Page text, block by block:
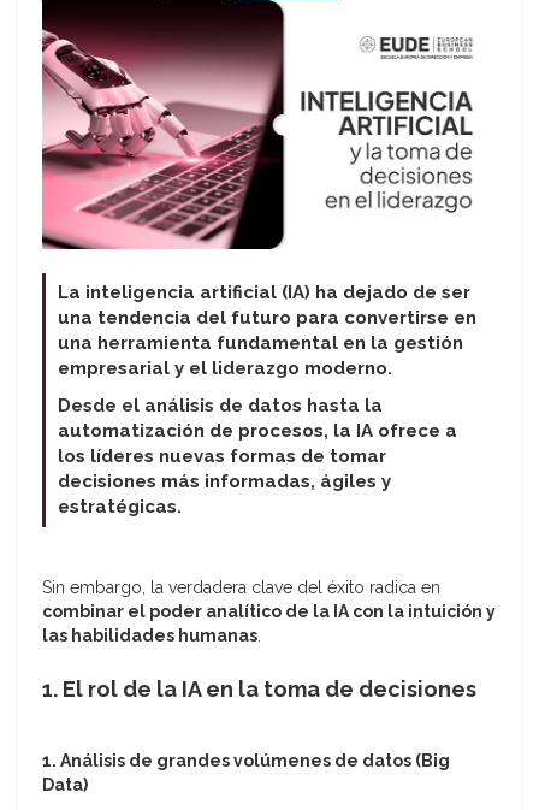
La inteligencia artificial (IA) ha dejado de ser
una tendencia del futuro para convertirse en
una herramienta fundamental en la gestión
empresarial y el liderazgo moderno.
Desde el análisis de datos hasta la
automatización de procesos, la IA ofrece a
los líderes nuevas formas de tomar
decisiones más informadas, ágiles y
estratégicas.
Sin embargo, la verdadera clave del éxito radica en
combinar el poder analítico de la IA con la intuición y
las habilidades humanas.
1. El rol de la IA en la toma de decisiones
1. Análisis de grandes volúmenes de datos (Big
Data)